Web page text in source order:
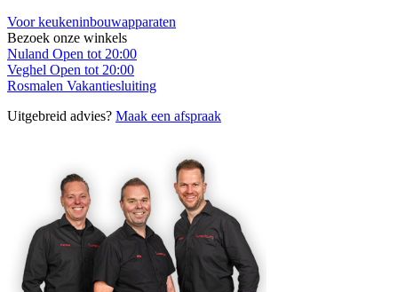
Voor keukeninbouwapparaten
Bezoek onze winkels
Nuland Open tot 20:00
Veghel Open tot 20:00
Rosmalen Vakantiesluiting
Uitgebreid advies? Maak een afspraak